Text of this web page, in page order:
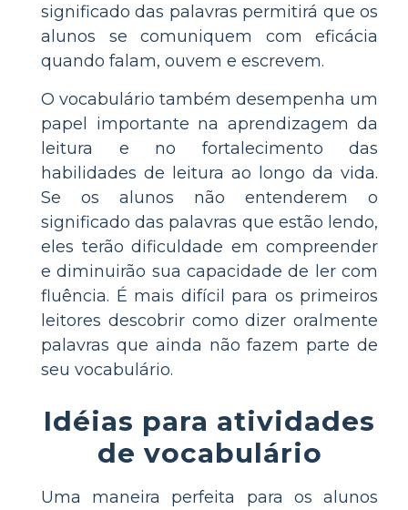
significado das palavras permitirá que os
alunos se comuniquem com eficácia
quando falam, ouvem e escrevem.
O vocabulário também desempenha um
papel importante na aprendizagem da
leitura e no fortalecimento das
habilidades de leitura ao longo da vida.
Se os alunos não entenderem o
significado das palavras que estão lendo,
eles terão dificuldade em compreender
e diminuirão sua capacidade de ler com
fluência. É mais difícil para os primeiros
leitores descobrir como dizer oralmente
palavras que ainda não fazem parte de
seu vocabulário.
Idéias para atividades
de vocabulário
Uma maneira perfeita para os alunos